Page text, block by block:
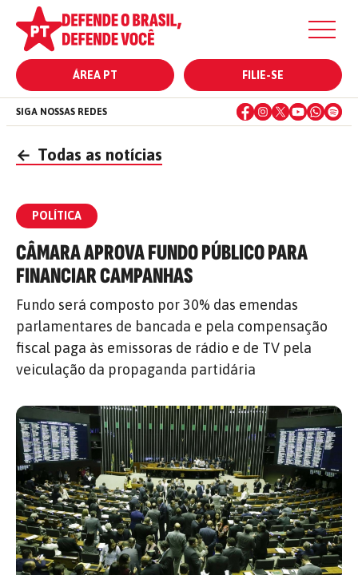
ÁREA PT FILIE-SE
SIGA NOSSAS REDES
← Todas as notícias
POLÍTICA
CÂMARA APROVA FUNDO PÚBLICO PARA
FINANCIAR CAMPANHAS
Fundo será composto por 30% das emendas
parlamentares de bancada e pela compensação
fiscal paga às emissoras de rádio e de TV pela
veiculação da propaganda partidária